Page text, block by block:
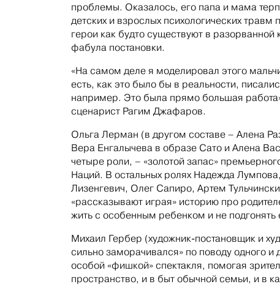
проблемы. Оказалось, его папа и мама
детских и взрослых психологических
герои как будто существуют в разорванной
фабула постановки.
«На самом деле я моделировал этого
есть, как это было бы в реальности,
например. Это была прямо большая
сценарист Рагим Джафаров.
Ольга Лерман (в другом составе – Алена
Вера Енгалычева в образе Сато и Алена
четыре роли, – «золотой запас»
Наций. В остальных ролях Надежда
Лизенгевич, Олег Сапиро, Артем
«рассказывают играя» историю про
жить с особенным ребенком и не подгонять
Михаил Гербер (художник-постановщик и
сильно заморачивался» по поводу одного и
особой «фишкой» спектакля, помогая
пространство, и в быт обычной семьи, и в